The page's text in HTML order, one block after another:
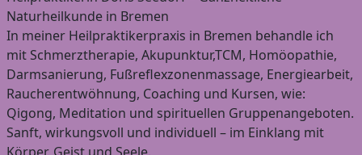
Naturheilkunde in Bremen
In meiner Heilpraktikerpraxis in Bremen behandle ich
mit Schmerztherapie, Akupunktur,TCM, Homöopathie,
Darmsanierung, Fußreflexzonenmassage, Energiearbeit,
Raucherentwöhnung, Coaching und Kursen, wie:
Qigong, Meditation und spirituellen Gruppenangeboten.
Sanft, wirkungsvoll und individuell – im Einklang mit